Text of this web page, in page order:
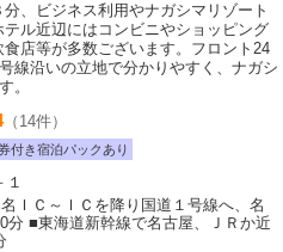
、ビジネス利用やナガシマリゾート
ル近辺にはコンビニやショッピング
店等が多数ございます。フロント24
線沿いの立地で分かりやすく、ナガシ
。
（14件）
付き宿泊パックあり
１
ＩＣ～ＩＣを降り国道１号線へ、名
分 ■東海道新幹線で名古屋、ＪＲか近